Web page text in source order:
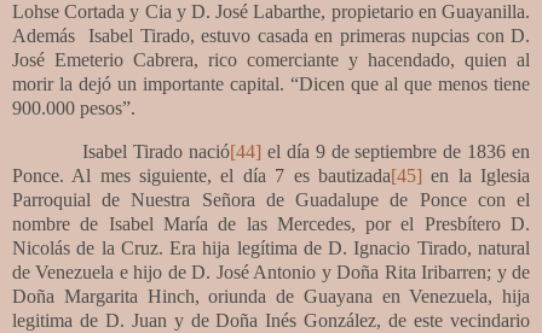
Lohse Cortada y Cia y D. José Labarthe, propietario en Guayanilla.
Además
Isabel Tirado, estuvo casada en primeras nupcias con D.
José Emeterio Cabrera, rico comerciante y hacendado, quien al
morir la dejó un importante capital. “Dicen que al que menos tiene
900.000 pesos”.
Isabel Tirado nació[44] el día 9 de septiembre de 1836 en
Ponce. Al mes siguiente, el día 7 es bautizada[45] en la Iglesia
Parroquial de Nuestra Señora de Guadalupe de Poncecon el
nombre de Isabel María de las Mercedes, por el Presbítero D.
Nicolás de la Cruz. Era hija legítima de D. Ignacio Tirado, natural
de Venezuela e hijo de D. José Antonio y Doña Rita Iribarren; y de
Doña Margarita Hinch, oriunda de Guayana en Venezuela, hija
legitima de D. Juan y de Doña Inés González, de este vecindario